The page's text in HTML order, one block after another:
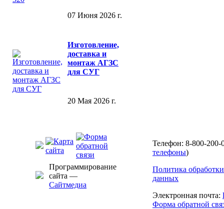
07 Июня 2026 г.
Изготовление,
доставка и
монтаж АГЗС
для СУГ
20 Мая 2026 г.
Программирование
сайта —
Сайтмедиа
Телефон: 8-800-200-
телефоны)
Политика
данных
Электронная почта:
Форма обратной